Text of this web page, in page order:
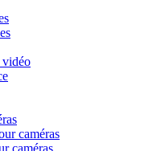
vidéo
caméras
caméras